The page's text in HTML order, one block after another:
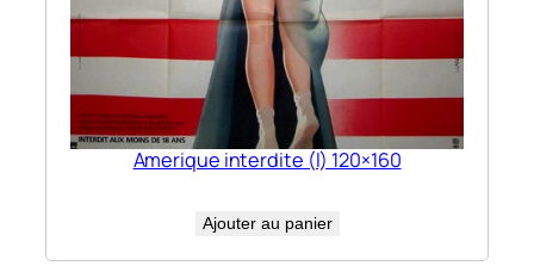
Amerique interdite (l) 120×160
Ajouter au panier